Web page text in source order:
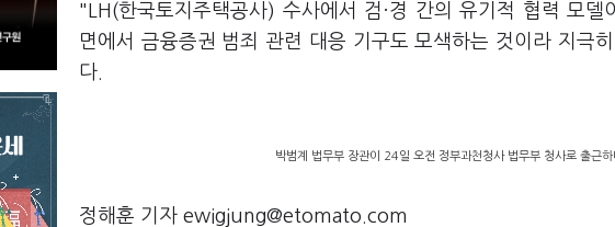
"LH(한국토지주택공사) 수사에서 검·경 간의 유기적 협력 모
면에서 금융증권 범죄 관련 대응 기구도 모색하는 것이라 지극
다.
박범계 법무부 장관이 24일 오전 정부과천청사 법무부 청사로 출근
정해훈 기자 ewigjung@etomato.com